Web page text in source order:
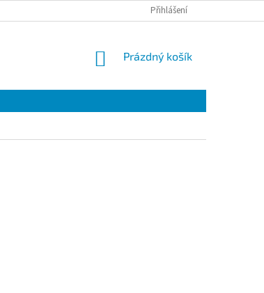
Přihlášení
NÁKUPNÍ
Prázdný košík